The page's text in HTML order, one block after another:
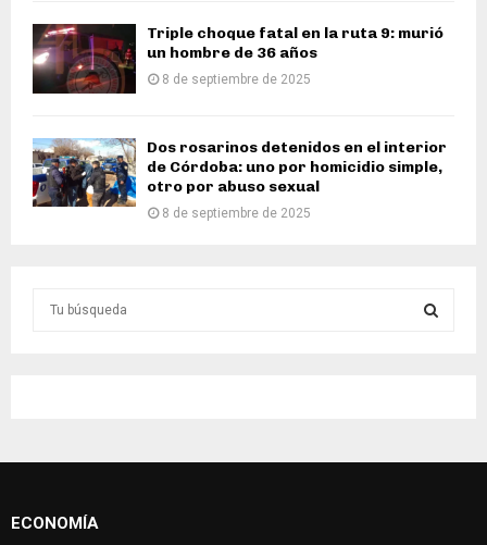
Triple choque fatal en la ruta 9: murió
un hombre de 36 años
8 de septiembre de 2025
Dos rosarinos detenidos en el interior
de Córdoba: uno por homicidio simple,
otro por abuso sexual
8 de septiembre de 2025
o
ECONOMÍA